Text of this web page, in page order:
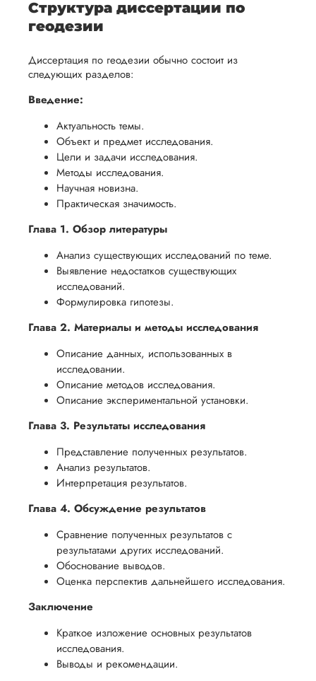
Структура диссертации по
геодезии
Диссертация по геодезии обычно состоит из
следующих разделов:
Введение:
Актуальность темы.
Объект и предмет исследования.
Цели и задачи исследования.
Методы исследования.
Научная новизна.
Практическая значимость.
Глава 1. Обзор литературы
Анализ существующих исследований по теме.
Выявление недостатков существующих
исследований.
Формулировка гипотезы.
Глава 2. Материалы и методы исследования
Описание данных, использованных в
исследовании.
Описание методов исследования.
Описание экспериментальной установки.
Глава 3. Результаты исследования
Представление полученных результатов.
Анализ результатов.
Интерпретация результатов.
Глава 4. Обсуждение результатов
Сравнение полученных результатов с
результатами других исследований.
Обоснование выводов.
Оценка перспектив дальнейшего исследования.
Заключение
Краткое изложение основных результатов
исследования.
Выводы и рекомендации.